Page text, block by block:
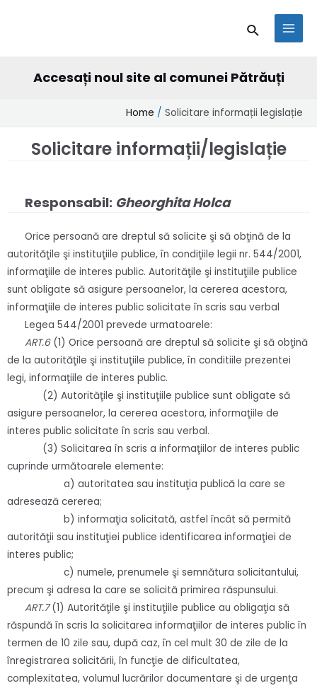
Search
Accesați noul site al comunei Pătrăuți
Home Solicitare informații legislație
Solicitare informații/legislație
Responsabil: Gheorghita Holca
Orice persoană are dreptul să solicite şi să obţină de la
autorităţile şi instituţiile publice, în condiţiile legii nr. 544/2001,
informaţiile de interes public. Autorităţile şi instituţiile publice
sunt obligate să asigure persoanelor, la cererea acestora,
informaţiile de interes public solicitate în scris sau verbal
Legea 544/2001 prevede urmatoarele:
ART.6 (1) Orice persoană are dreptul să solicite şi să obţină
de la autorităţile şi instituţiile publice, în conditiile prezentei
legi, informaţiile de interes public.
(2) Autorităţile şi instituţiile publice sunt obligate să
asigure persoanelor, la cererea acestora, informaţiile de
interes public solicitate în scris sau verbal.
(3) Solicitarea în scris a informaţiilor de interes public
cuprinde următoarele elemente:
a) autoritatea sau instituţia publică la care se
adresează cererea;
b) informaţia solicitată, astfel încât să permită
autorităţii sau instituţiei publice identificarea informaţiei de
interes public;
c) numele, prenumele şi semnătura solicitantului,
precum şi adresa la care se solicită primirea răspunsului.
ART.7(1) Autorităţile şi instituţiile publice au obligaţia să
răspundă în scris la solicitarea informaţiilor de interes public în
termen de 10 zile sau, după caz, în cel mult 30 de zile de la
înregistrarea solicitării, în funcţie de dificultatea,
complexitatea, volumul lucrărilor documentare şi de urgenţa